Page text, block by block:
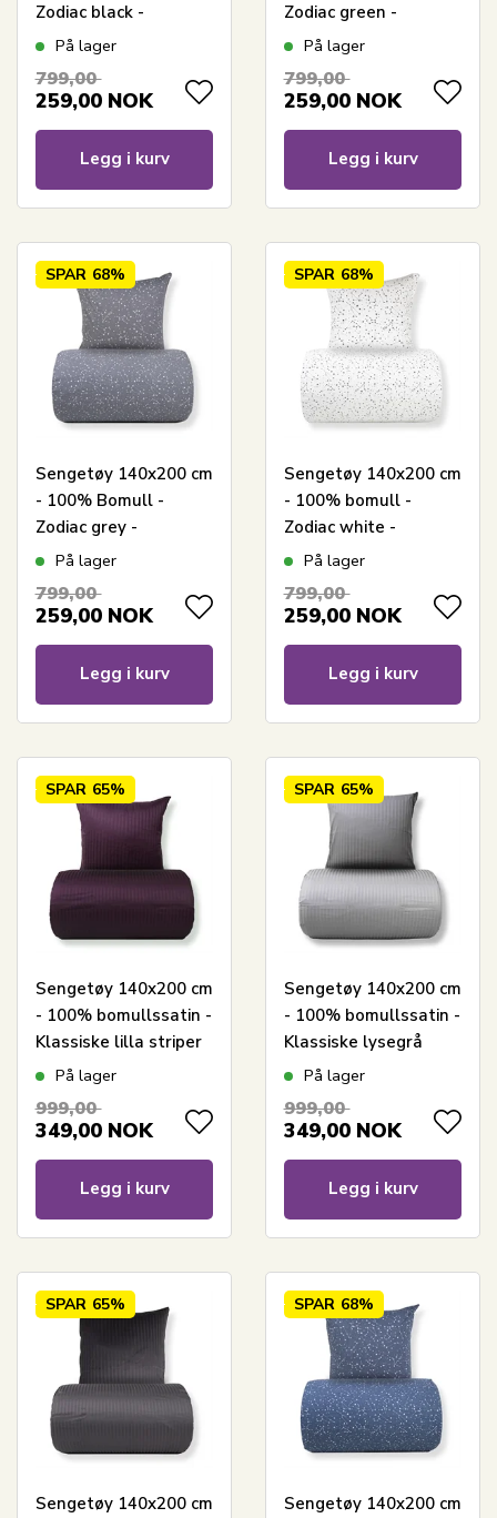
Zodiac black -
vendbart med
På lager
799,00
259,00 NOK
Legg i kurv
Zodiac green -
Vendbart med
På lager
799,00
259,00 NOK
Legg i kurv
SPAR 68%
Sengetøy 140x200 cm
- 100% Bomull -
Zodiac grey -
Vendbart med
På lager
799,00
259,00 NOK
Legg i kurv
SPAR 68%
Sengetøy 140x200 cm
- 100% bomull -
Zodiac white -
Vendbart med
På lager
799,00
259,00 NOK
Legg i kurv
SPAR 65%
Sengetøy 140x200 cm
- 100% bomullssatin -
Klassiske lilla striper
På lager
999,00
349,00 NOK
Legg i kurv
SPAR 65%
Sengetøy 140x200 cm
- 100% bomullssatin -
Klassiske lysegrå
striper
På lager
999,00
349,00 NOK
Legg i kurv
SPAR 65%
Sengetøy 140x200 cm
SPAR 68%
Sengetøy 140x200 cm